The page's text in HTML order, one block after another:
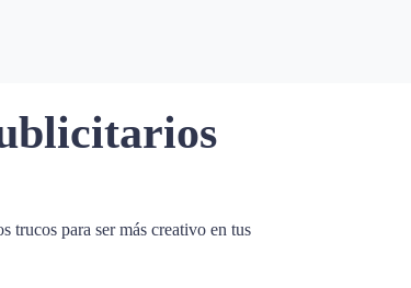
trucos para ser más creativo en tus